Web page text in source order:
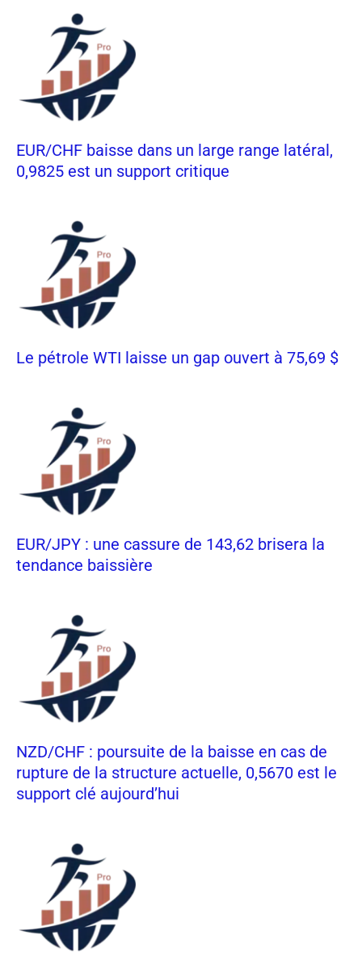
EUR/CHF baisse dans un large range latéral,
0,9825 est un support critique
Le pétrole WTI laisse un gap ouvert à 75,69 $
EUR/JPY : une cassure de 143,62 brisera la
tendance baissière
NZD/CHF : poursuite de la baisse en cas de
rupture de la structure actuelle, 0,5670 est le
support clé aujourd’hui